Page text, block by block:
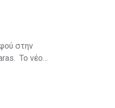
στην
Το νέο